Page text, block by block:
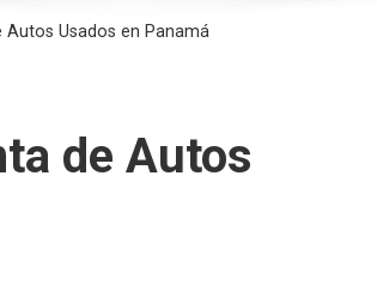
Usados en Panamá
de Autos